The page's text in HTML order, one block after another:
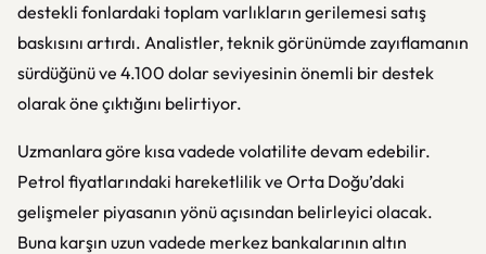
destekli fonlardaki toplam varlıkların gerilemesi satış
baskısını artırdı. Analistler, teknik görünümde zayıflamanın
sürdüğünü ve 4.100 dolar seviyesinin önemli bir destek
olarak öne çıktığını belirtiyor.
Uzmanlara göre kısa vadede volatilite devam edebilir.
Petrol fiyatlarındaki hareketlilik ve Orta Doğu’daki
gelişmeler piyasanın yönü açısından belirleyici olacak.
Buna karşın uzun vadede merkez bankalarının altın